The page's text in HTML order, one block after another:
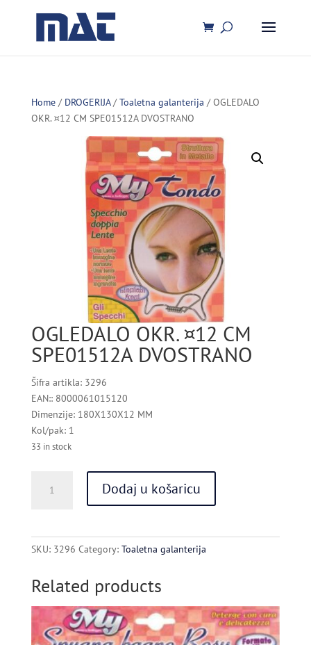
Home/ DROGERIJA/Toaletna galanterija / OGLEDALO
OKR. ¤12 CM SPE01512A DVOSTRANO
OGLEDALO OKR. ¤12 CM
SPE01512A DVOSTRANO
Šifra artikla: 3296
EAN:: 8000061015120
Dimenzije: 180X130X12 MM
Kol/pak: 1
33 in stock
OKR.
Dodaj u košaricu
SKU: 3296 Category: Toaletna galanterija
Related products